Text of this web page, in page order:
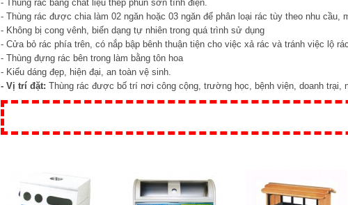
- Thùng rác bằng chất liệu thép phun sơn tĩnh điện.
- Thùng rác được chia làm 02 ngăn hoặc 03 ngăn để phân loại rác tùy theo nhu cầu,
- Không bị cong vênh, biến dạng tự nhiên trong quá trình sử dụng
- Cửa bỏ rác phía trên, có nắp bập bênh thuận tiện cho việc xả rác và tránh việc lộ rác
- Thùng đựng rác bên trong làm bằng tôn hoa
- Kiểu dáng đẹp, hiện đại, an toàn vệ sinh.
- Vị trí đặt: Thùng rác được bố trí nơi công cộng, trường học, bệnh viện, doanh